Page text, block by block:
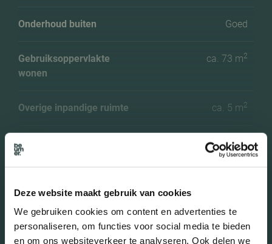
Deze website maakt gebruik van cookies
We gebruiken cookies om content en advertenties te
personaliseren, om functies voor social media te bieden
en om ons websiteverkeer te analyseren. Ook delen we
Onderhoud buiten Goed
Gebruiksoppervlakte
wonen
ca. 73 m2
Overige inpandige ruimte ca. 5 m2
Inhoud ca. 189 m
Aantal woonlagen 1 woonlagen
Meer kenmerken